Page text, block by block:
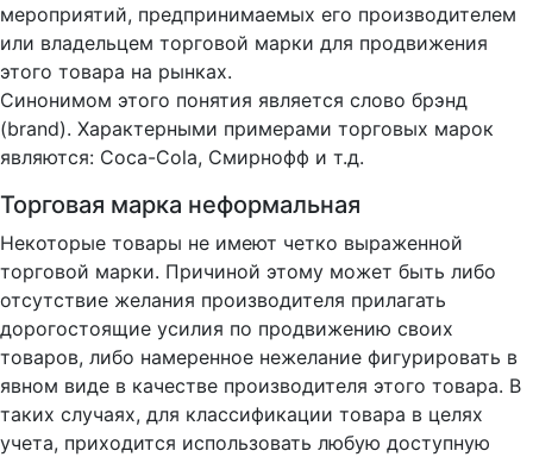
мероприятий, предпринимаемых его производителем
или владельцем торговой марки для продвижения
этого товара на рынках.
Синонимом этого понятия является слово брэнд
(brand). Характерными примерами торговых марок
являются: Coca-Cola, Смирнофф и т.д.
Торговая марка неформальная
Некоторые товары не имеют четко выраженной
торговой марки. Причиной этому может быть либо
отсутствие желания производителя прилагать
дорогостоящие усилия по продвижению своих
товаров, либо намеренное нежелание фигурировать в
явном виде в качестве производителя этого товара. В
таких случаях, для классификации товара в целях
учета, приходится использовать любую доступную